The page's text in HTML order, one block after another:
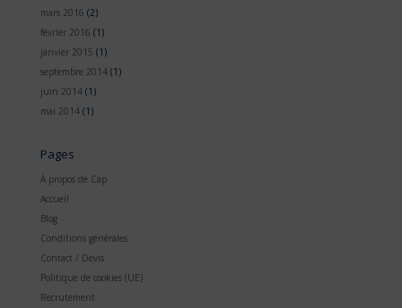
mars 2016 (2)
février 2016 (1)
janvier 2015 (1)
septembre 2014(1)
juin 2014(1)
mai 2014(1)
Pages
À propos de Cap
Accueil
Blog
Conditions générales
Contact / Devis
Politique de cookies (UE)
Recrutement